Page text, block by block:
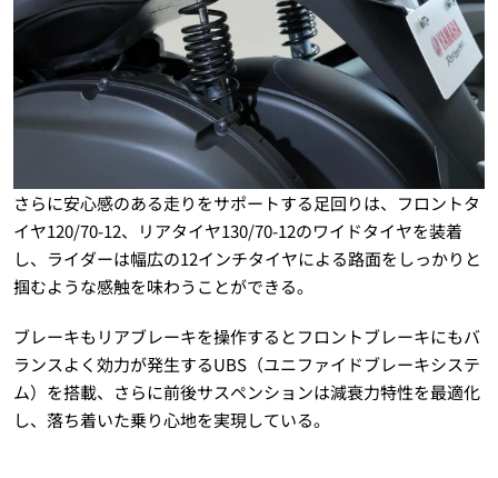
さらに安心感のある走りをサポートする足回りは、フロントタ
イヤ120/70-12、リアタイヤ130/70-12のワイドタイヤを装着
し、ライダーは幅広の12インチタイヤによる路面をしっかりと
掴むような感触を味わうことができる。
ブレーキもリアブレーキを操作するとフロントブレーキにもバ
ランスよく効力が発生するUBS（ユニファイドブレーキシステ
ム）を搭載、さらに前後サスペンションは減衰力特性を最適化
し、落ち着いた乗り心地を実現している。